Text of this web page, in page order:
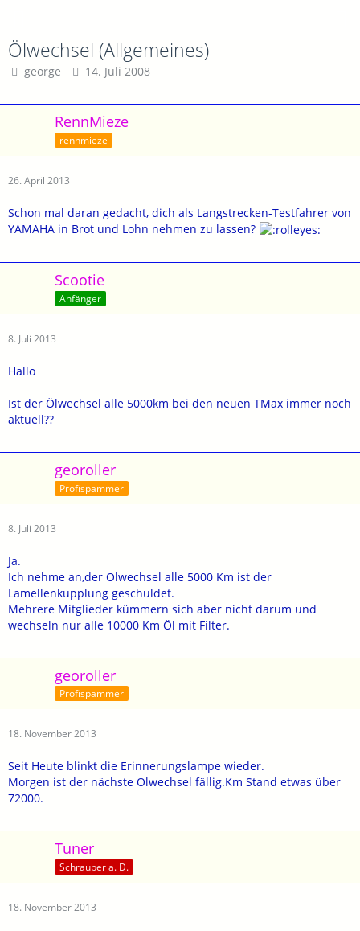
Ölwechsel (Allgemeines)
george 14. Juli 2008
RennMieze
rennmieze
26. April 2013
Schon mal daran gedacht, dich als Langstrecken-Testfahrer von
YAMAHA in Brot und Lohn nehmen zu lassen?
Scootie
Anfänger
8. Juli 2013
Hallo
Ist der Ölwechsel alle 5000km bei den neuen TMax immer noch
aktuell??
georoller
Profispammer
8. Juli 2013
Ja.
Ich nehme an,der Ölwechsel alle 5000 Km ist der
Lamellenkupplung geschuldet.
Mehrere Mitglieder kümmern sich aber nicht darum und
wechseln nur alle 10000 Km Öl mit Filter.
georoller
Profispammer
18. November 2013
Seit Heute blinkt die Erinnerungslampe wieder.
Morgen ist der nächste Ölwechsel fällig.Km Stand etwas über
72000.
Tuner
Schrauber a. D.
18. November 2013